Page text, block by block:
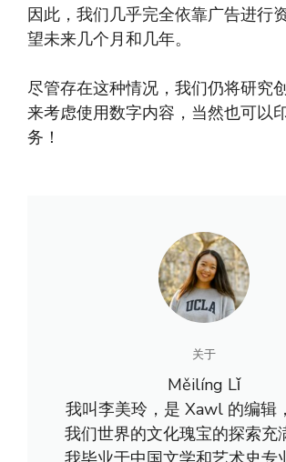
因此，我们几乎完全依靠广告进行
望未来几个月和几年。
尽管存在这种情况，我们仍将研究
来考虑使用数字内容，当然也可以
务！
关于
Měilíng Lǐ
我叫李美玲，是 Xawl 的编辑
我们世界的文化瑰宝的探索充